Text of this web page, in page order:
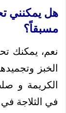
هل يمكنني
مسبقاً؟
نعم، يمكنك
الخبز
الكريمة و
في الثلاجة